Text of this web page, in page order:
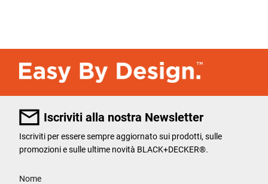
Iscriviti alla nostra Newsletter
Iscriviti per essere sempre aggiornato sui prodotti, sulle
promozioni e sulle ultime novità BLACK+DECKER®.
Nome